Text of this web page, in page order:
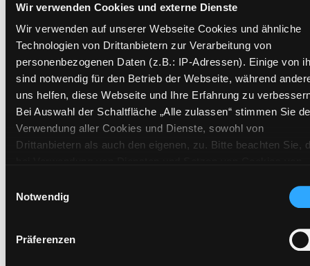
Wir verwenden Cookies und externe Dienste
Wir verwenden auf unserer Webseite Cookies und ähnliche
Technologien von Drittanbietern zur Verarbeitung von
personenbezogenen Daten (z.B.: IP-Adressen). Einige von
sind notwendig für den Betrieb der Webseite, während
uns helfen, diese Webseite und Ihre Erfahrung zu
Bei Auswahl der Schaltfläche „Alle zulassen“ stimmen Sie
Verwendung aller Cookies und Dienste, sowohl von
Drittanbietern als auch den eigenen, zu. Bitte beachten Sie,
(Länder außerhalb des EWR ohne adäquates
Datenschutzniveau) stattfinden kann. In diesem
ausgeschlossen werden. Eine Verarbeitung durch solche
Notwendig
Präferenzen
Exemplare
Zweigstelle: Ost - Schillerstraße
Signatur:NB.H CHA
Standort 2: Ausleihe
Status:
Verfügbar
Vorbestellungen: 0
Mediengruppe: Sachbuch
Standort 3: